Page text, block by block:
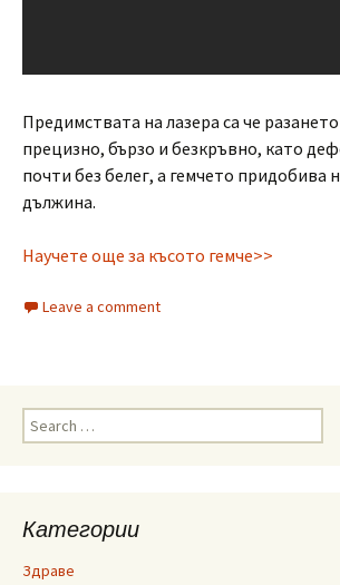
Предимствата на лазера са че
прецизно, бързо и безкръвно, като
почти без белег, а гемчето придобива
дължина.
Научете още за късото гемче>>
Leave a comment
Search
for:
Категории
Здраве